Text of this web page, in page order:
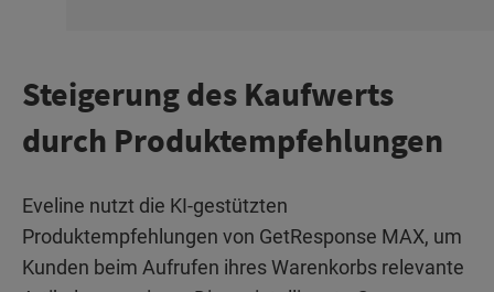
Steigerung des Kaufwerts
durch Produktempfehlungen
Eveline nutzt die KI-gestützten
Produktempfehlungen von GetResponse MAX, um
Kunden beim Aufrufen ihres Warenkorbs relevante